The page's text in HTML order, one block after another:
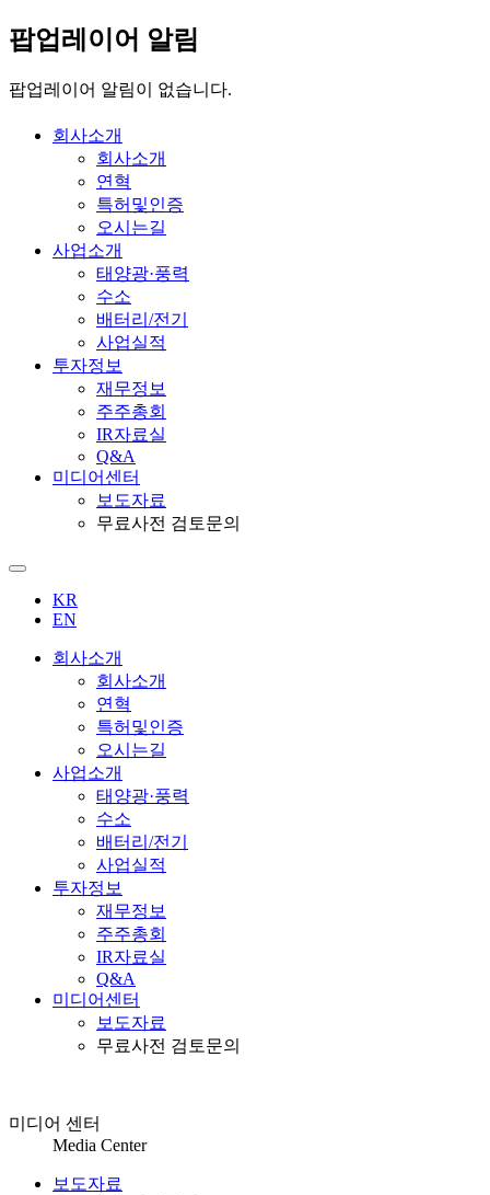
팝업레이어 알림
팝업레이어 알림이 없습니다.
회사소개
회사소개
연혁
특허및인증
오시는길
사업소개
태양광·풍력
수소
배터리/전기
사업실적
투자정보
재무정보
주주총회
IR자료실
Q&A
미디어센터
보도자료
무료사전 검토문의
KR
EN
회사소개
회사소개
연혁
특허및인증
오시는길
사업소개
태양광·풍력
수소
배터리/전기
사업실적
투자정보
재무정보
주주총회
IR자료실
Q&A
미디어센터
보도자료
무료사전 검토문의
미디어 센터
Media Center
보도자료